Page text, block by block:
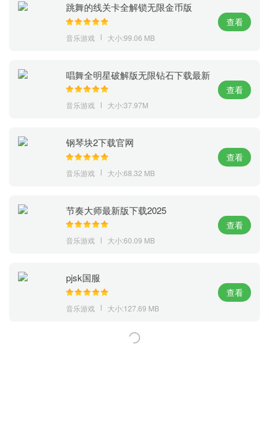
跳舞的线关卡全解锁无限金币版
音乐游戏 大小:99.06 MB
查看
唱舞全明星破解版无限钻石下载最新
版
音乐游戏 大小:37.97M
查看
钢琴块2下载官网
音乐游戏 大小:68.32 MB
查看
节奏大师最新版下载2025
音乐游戏 大小:60.09 MB
查看
pjsk国服
音乐游戏 大小:127.69 MB
查看